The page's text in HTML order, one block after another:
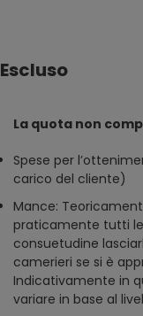
Escluso
La quota non
Spese per
carico del cliente)
Mance:
praticamente tutti
consuetudine
camerieri se si è
Indicativamente in
variare in base al